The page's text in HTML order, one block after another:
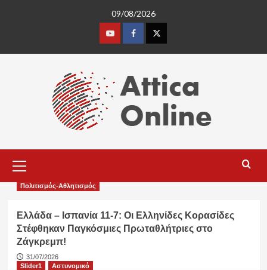
09/08/2026
YoutubeFacebookTwitter
Menu
Πολιτισμός-Αθλητισμός
Ελλάδα – Ισπανία 11-7: Οι Ελληνίδες Κορασίδες
Στέφθηκαν Παγκόσμιες Πρωταθλήτριες στο
Ζάγκρεμπ!
31/07/2026
Slider1
Αστυνομικό